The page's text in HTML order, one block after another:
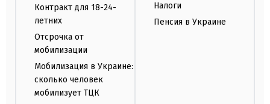
Контракт для 18-24-
летних
Отсрочка от
мобилизации
Мобилизация в Украине:
сколько человек
мобилизует ТЦК
Налоги
Пенсия в Украине